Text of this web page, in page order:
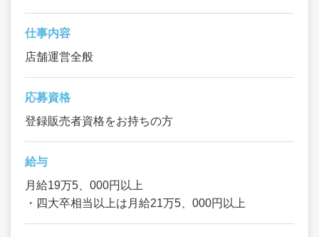
仕事内容
店舗運営全般
応募資格
登録販売者資格をお持ちの方
給与
月給19万5、000円以上
・四大卒相当以上は月給21万5、000円以上